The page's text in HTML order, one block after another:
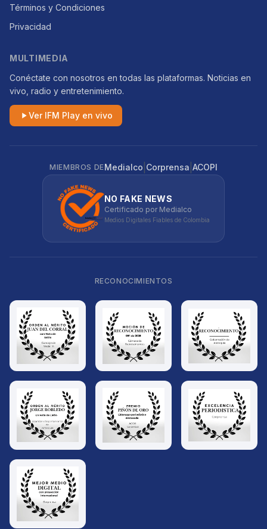
Términos y Condiciones
Privacidad
MULTIMEDIA
Conéctate con nosotros en todas las plataformas. Noticias en
vivo, radio y entretenimiento.
Ver IFM Play en vivo
MIEMBROS DEMedialco Corprensa ACOPI
NO FAKE NEWS
Certificado por Medialco
Medios Digitales Fiables de Colombia
RECONOCIMIENTOS